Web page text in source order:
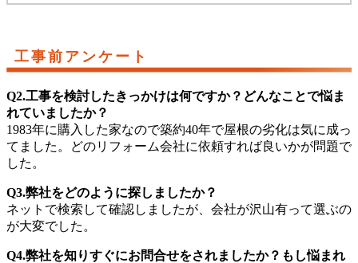
工事前アンケート
Q2.工事を検討したきっかけは何ですか？どんなことで悩ま
れていましたか？
1983年に購入した家なので築約40年で屋根の劣化は気に成っ
てました。どのリフォーム会社に依頼すれば良いかが問題で
した。
Q3.弊社をどのように探しましたか？
ネットで検索して確認しましたが、会社が沢山有って選ぶの
が大変でした。
Q4.弊社を知りすぐにお問合せをされましたか？もし悩まれ